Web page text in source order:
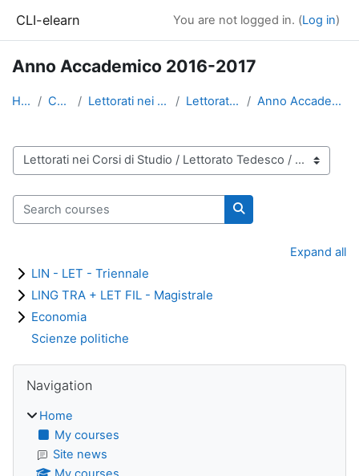
CLI-elearn You are not logged in. (Log in)
Anno Accademico 2016-2017
Home Courses Lettorati nei Corsi di Studio Lettorato Tedesco Anno Accademico 2016-2017
Course categories
Search courses
Search courses
Expand all
LIN - LET - Triennale
LING TRA + LET FIL - Magistrale
Economia
Scienze politiche
Blocks
Navigation
Home
My courses
Site news